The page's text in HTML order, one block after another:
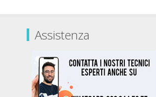
Assistenza